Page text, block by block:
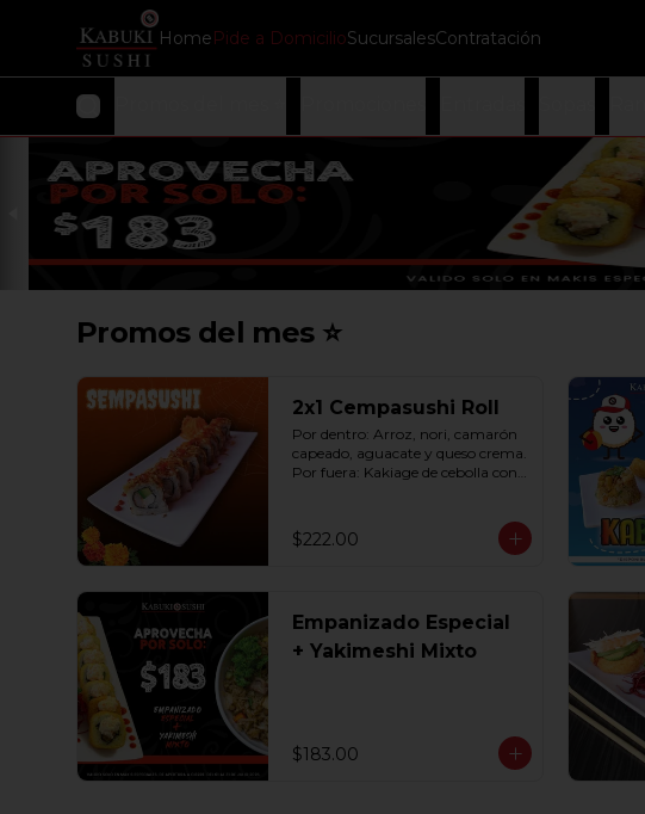
HomePide a DomicilioSucursalesContratación
Promos del mes ⭐
2x1 Cempasushi Roll
Por dentro: Arroz, nori, camarón
capeado, aguacate y queso crema.
Por fuera: Kakiage de cebolla con
$222.00
Empanizado Especial
+ Yakimeshi Mixto
$183.00